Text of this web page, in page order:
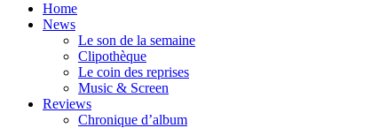
Home
News
Le son de la semaine
Clipothèque
Le coin des reprises
Music & Screen
Reviews
Chronique d’album